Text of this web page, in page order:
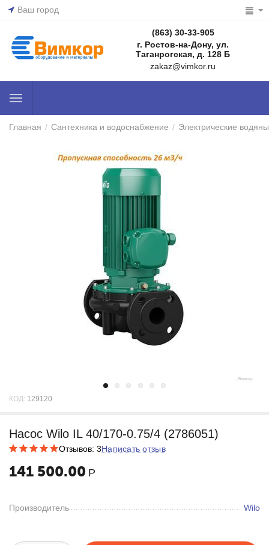
Ваш город
(863) 30-33-905
г. Ростов-на-Дону, ул.
Таганрогская, д. 128 Б
zakaz@vimkor.ru
Главная / Сантехника и водоснабжение / Электрические
КОД: 129120
Насос Wilo IL 40/170-0.75/4 (2786051)
Отзывов: 3Написать отзыв
141 500.00 Р
Производитель Wilo